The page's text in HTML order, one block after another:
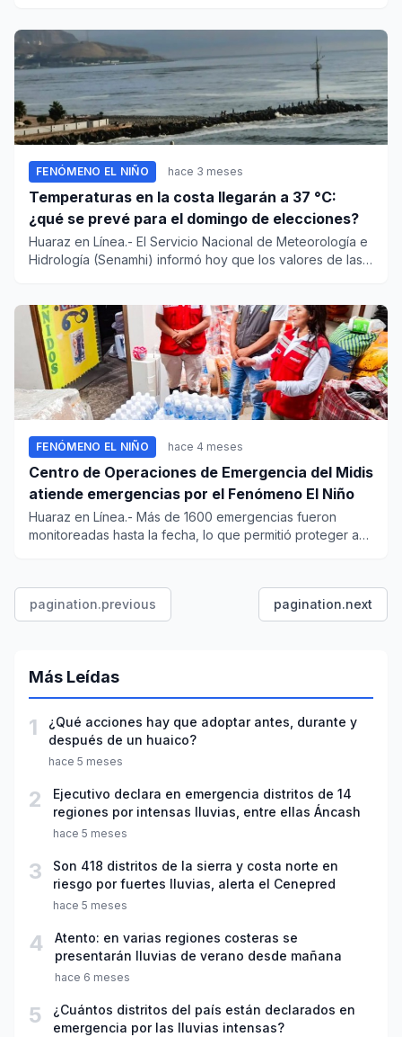
FENÓMENO EL NIÑO hace 3 meses
Temperaturas en la costa llegarán a 37 °C:
¿qué se prevé para el domingo de elecciones?
Huaraz en Línea.- El Servicio Nacional de Meteorología e
Hidrología (Senamhi) informó hoy que los valores de las
FENÓMENO EL NIÑO hace 4 meses
Centro de Operaciones de Emergencia del Midis
atiende emergencias por el Fenómeno El Niño
Huaraz en Línea.- Más de 1600 emergencias fueron
monitoreadas hasta la fecha, lo que permitió proteger a
pagination.previous pagination.next
Más Leídas
1
¿Qué acciones hay que adoptar antes, durante y
después de un huaico?
hace 5 meses
2
Ejecutivo declara en emergencia distritos de 14
regiones por intensas lluvias, entre ellas Áncash
hace 5 meses
3
Son 418 distritos de la sierra y costa norte en
riesgo por fuertes lluvias, alerta el Cenepred
hace 5 meses
4
Atento: en varias regiones costeras se
presentarán lluvias de verano desde mañana
hace 6 meses
5
¿Cuántos distritos del país están declarados en
emergencia por las lluvias intensas?